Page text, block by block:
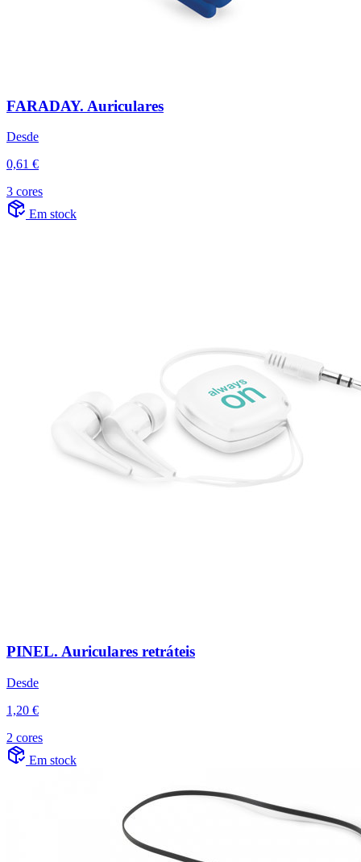
FARADAY. Auriculares
Desde
0,61 €
3 cores
Em stock
PINEL. Auriculares retráteis
Desde
1,20 €
2 cores
Em stock